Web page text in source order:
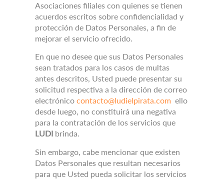
Asociaciones filiales con quienes se tienen
acuerdos escritos sobre confidencialidad y
protección de Datos Personales, a fin de
mejorar el servicio ofrecido.
En que no desee que sus Datos Personales
sean tratados para los casos de multas
antes descritos, Usted puede presentar su
solicitud respectiva a la dirección de correo
electrónico contacto@ludielpirata.com ello
desde luego, no constituirá una negativa
para la contratación de los servicios que
LUDI brinda.
Sin embargo, cabe mencionar que existen
Datos Personales que resultan necesarios
para que Usted pueda solicitar los servicios